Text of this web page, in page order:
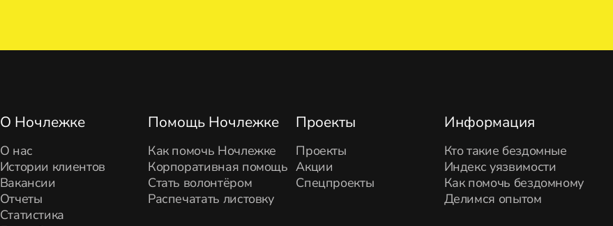
О Ночлежке
О нас
Истории клиентов
Вакансии
Отчеты
Статистика
Помощь Ночлежке
Как помочь Ночлежке
Корпоративная помощь
Стать волонтёром
Распечатать листовку
Проекты
Проекты
Акции
Спецпроекты
Информация
Кто такие бездомные
Индекс уязвимости
Как помочь бездомному
Делимся опытом